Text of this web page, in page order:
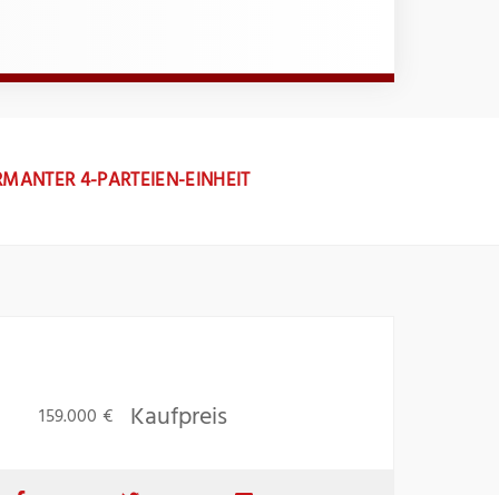
4-PARTEIEN-EINHEIT
159.000 € Kaufpreis